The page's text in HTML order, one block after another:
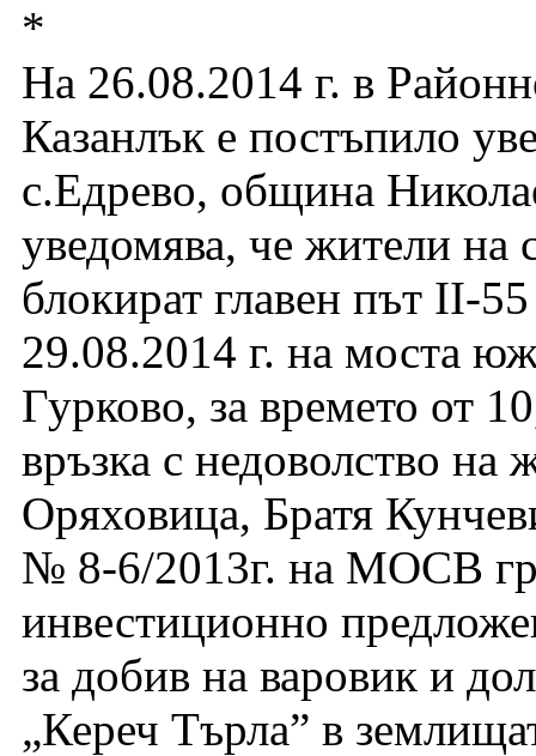
*
На 26.08.2014 г. в
Казанлък е постъпило
с.Едрево, община
уведомява, че жители на
блокират главен път ІІ-
29.08.2014 г. на моста
Гурково, за времето от
връзка с недоволство на
Оряховица, Братя
№ 8-6/2013г. на МОСВ
инвестиционно
за добив на варовик и
„Кереч Търла” в